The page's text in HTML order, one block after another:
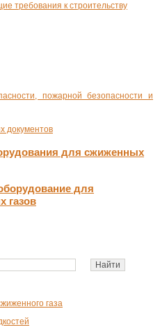
газа
требования к строительству
пожарной безопасности и
документов
для сжиженных
для
газов